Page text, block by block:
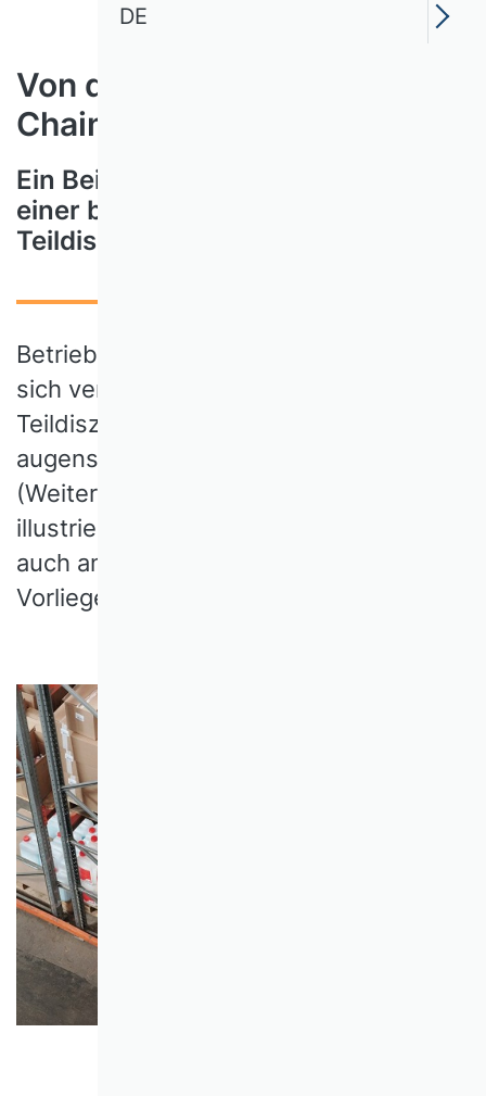
Von der Logistik zum Supply
Chain Management
Ein Beispiel für Moden und Mythen
einer betriebswirtschaftlichen
Teildisziplin?
Betriebswirtschaftslehre (BWL) darf
sich verändern, dies bringen neue
Teildisziplinen besonders
augenscheinlich zum Ausdruck. Die
(Weiter-)Entwicklung der Logistik
illustriert die nötige Profilschärfung
auch anhand der Frage nach dem
Vorliegen von Moden und Mythen.
DE